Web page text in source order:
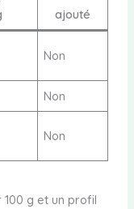
ajouté
Non
Non
Non
g et un profil